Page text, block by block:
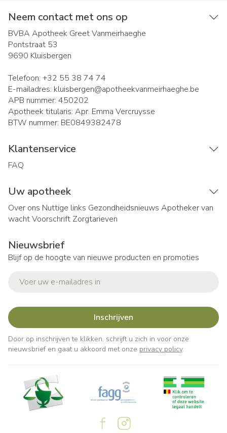
Neem contact met ons op
BVBA Apotheek Greet Vanmeirhaeghe
Pontstraat 53
9690 Kluisbergen
Telefoon: +32 55 38 74 74
E-mailadres: kluisbergen@apotheekvanmeirhaeghe.be
APB nummer: 450202
Apotheek titularis: Apr. Emma Vercruysse
BTW nummer: BE0849382478
Klantenservice
FAQ
Uw apotheek
Over ons Nuttige links Gezondheidsnieuws Apotheker van
wachtVoorschrift Zorgtarieven
Nieuwsbrief
Blijf op de hoogte van nieuwe producten en promoties
Inschrijven
Door op inschrijven te klikken, schrijft u zich in voor onze
nieuwsbrief en gaat u akkoord met onze privacy policy.